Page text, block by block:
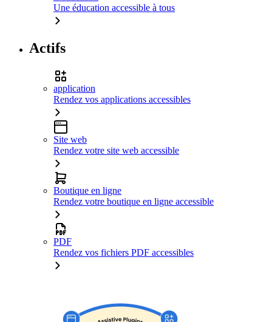
Une éducation accessible à tous
Actifs
application
Rendez vos applications accessibles
Site web
Rendez votre site web accessible
Boutique en ligne
Rendez votre boutique en ligne accessible
PDF
Rendez vos fichiers PDF accessibles